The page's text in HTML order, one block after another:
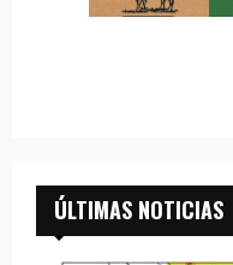
ÚLTIMAS NOTICIAS